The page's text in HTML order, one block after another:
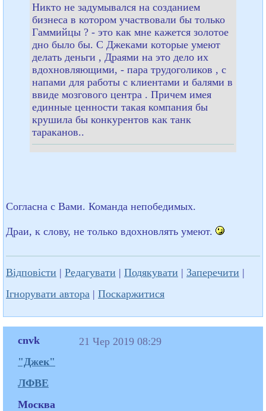
Никто не задумывался на созданием
бизнеса в котором участвовали бы только
Гаммийцы ? - это как мне кажется золотое
дно было бы. С Джеками которые умеют
делать деньги , Драями на это дело их
вдохновляющими, - пара трудоголиков , с
напами для работы с клиентами и балями в
ввиде мозгового центра . Причем имея
единные ценности такая компания бы
крушила бы конкурентов как танк
тараканов..
Согласна с Вами. Команда непобедимых.
Драи, к слову, не только вдохновлять умеют.
Відповісти | Редагувати | Подякувати | Заперечити |
Ігнорувати автора | Поскаржитися
cnvk
"Джек"
ЛФВЕ
Москва
21 Чер 2019 08:29